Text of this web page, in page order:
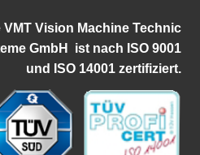
VMT Vision Machine Technic
GmbH istnach ISO 9001
und ISO 14001 zertifiziert.